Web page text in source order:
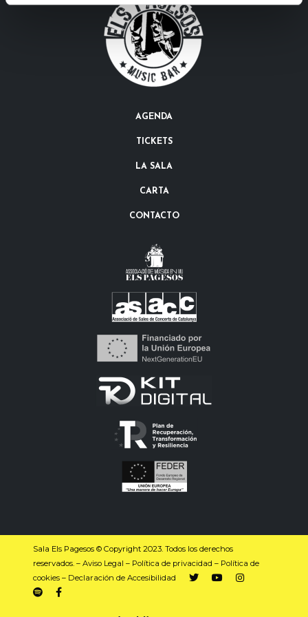
AGENDA
TICKETS
LA SALA
CARTA
CONTACTO
Sala Els Pagesos © Copyright 2023. Todos los derechos
reservados. – Aviso Legal – Política de privacidad – Política de
cookies – Declaración de Accesibilidad